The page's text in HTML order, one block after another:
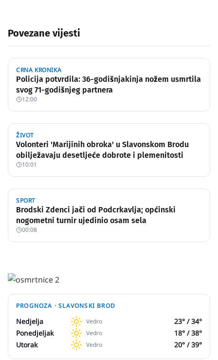
Povezane vijesti
CRNA KRONIKA
Policija potvrdila: 36-godišnjakinja nožem usmrtila
svog 71-godišnjeg partnera
12:00
ŽIVOT
Volonteri 'Marijinih obroka' u Slavonskom Brodu
obilježavaju desetljeće dobrote i plemenitosti
10:01
SPORT
Brodski Zdenci jači od Podcrkavlja; općinski
nogometni turnir ujedinio osam sela
00:08
PROGNOZA ·SLAVONSKI BROD
Nedjelja Vedro 23° /34°
Ponedjeljak
Vedro 18° /38°
Utorak
Vedro 20° /39°